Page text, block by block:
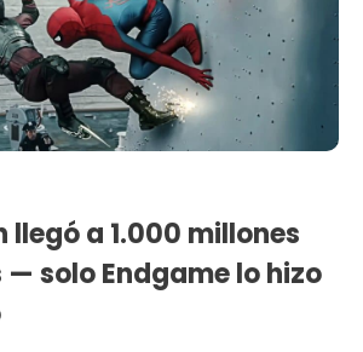
a 1.000 millones
— solo Endgame lo hizo